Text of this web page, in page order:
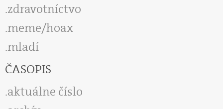
zdravotníctvo
meme/hoax
mladí
ČASOPIS
aktuálne číslo